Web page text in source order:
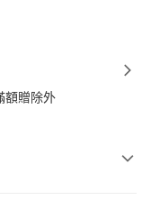
額贈除外